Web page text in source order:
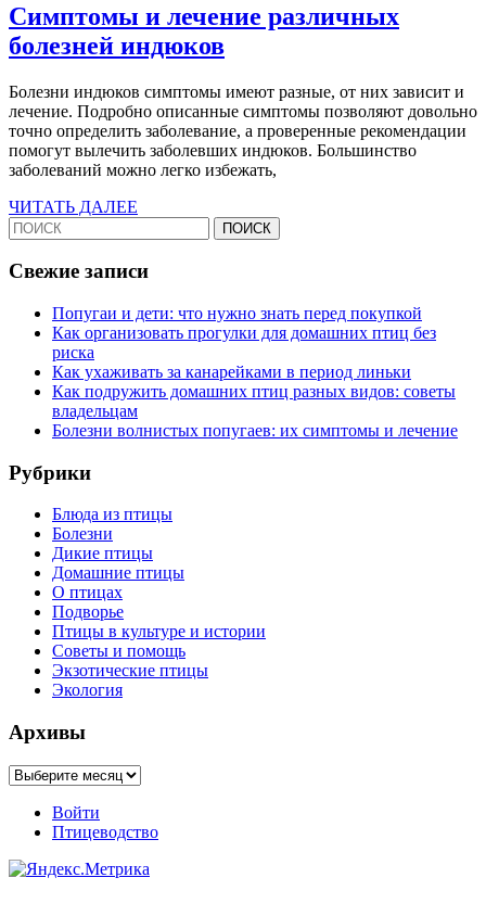
Симптомы и лечение различных
болезней индюковСимптомы
лечение
различных
болезней
Болезни индюков симптомы имеют разные, от них зависит и
лечение. Подробно описанные симптомы позволяют довольно
точно определить заболевание, а проверенные рекомендации
помогут вылечить заболевших индюков. Большинство
заболеваний можно легко избежать,
ЧИТАТЬ ДАЛЕЕ
Найти:
Свежие записи
Попугаи и дети: что нужно знать перед покупкой
Как организовать прогулки для домашних птиц без
риска
Как ухаживать за канарейками в период линьки
Как подружить домашних птиц разных видов: советы
владельцам
Болезни волнистых попугаев: их симптомы и лечение
Рубрики
Блюда из птицы
Болезни
Дикие птицы
Домашние птицы
О птицах
Подворье
Птицы в культуре и истории
Советы и помощь
Экзотические птицы
Экология
Архивы
Архивы
Войти
Птицеводство